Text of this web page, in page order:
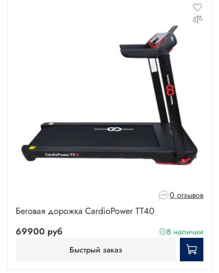
0 отзывов
Беговая дорожка CardioPower TT40
69900 руб
В наличии
Быстрый заказ